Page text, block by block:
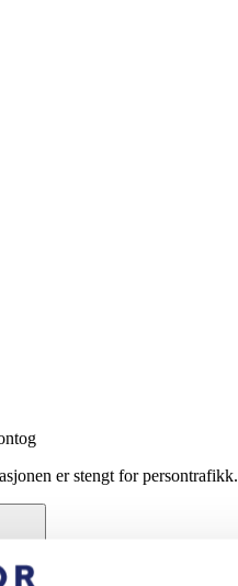
er stengt for persontrafikk.